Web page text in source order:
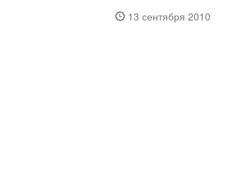
13 сентября 2010